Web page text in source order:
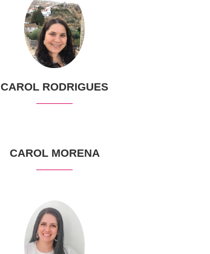
CAROL RODRIGUES
CAROL MORENA